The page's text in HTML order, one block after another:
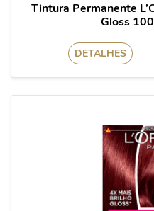
Tintura Permanente
Gloss
DETALHES